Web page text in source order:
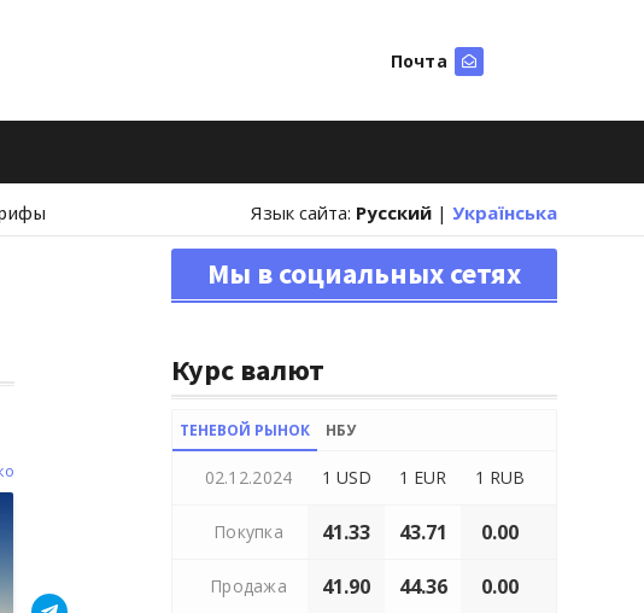
Почта
Язык сайта: Русский | Українська
Мы в социальных сетях
Курс валют
ТЕНЕВОЙ РЫНОК НБУ
02.12.2024 1 USD 1 EUR 1 RUB
Покупка 41.33 43.71 0.00
Продажа 41.90 44.36 0.00